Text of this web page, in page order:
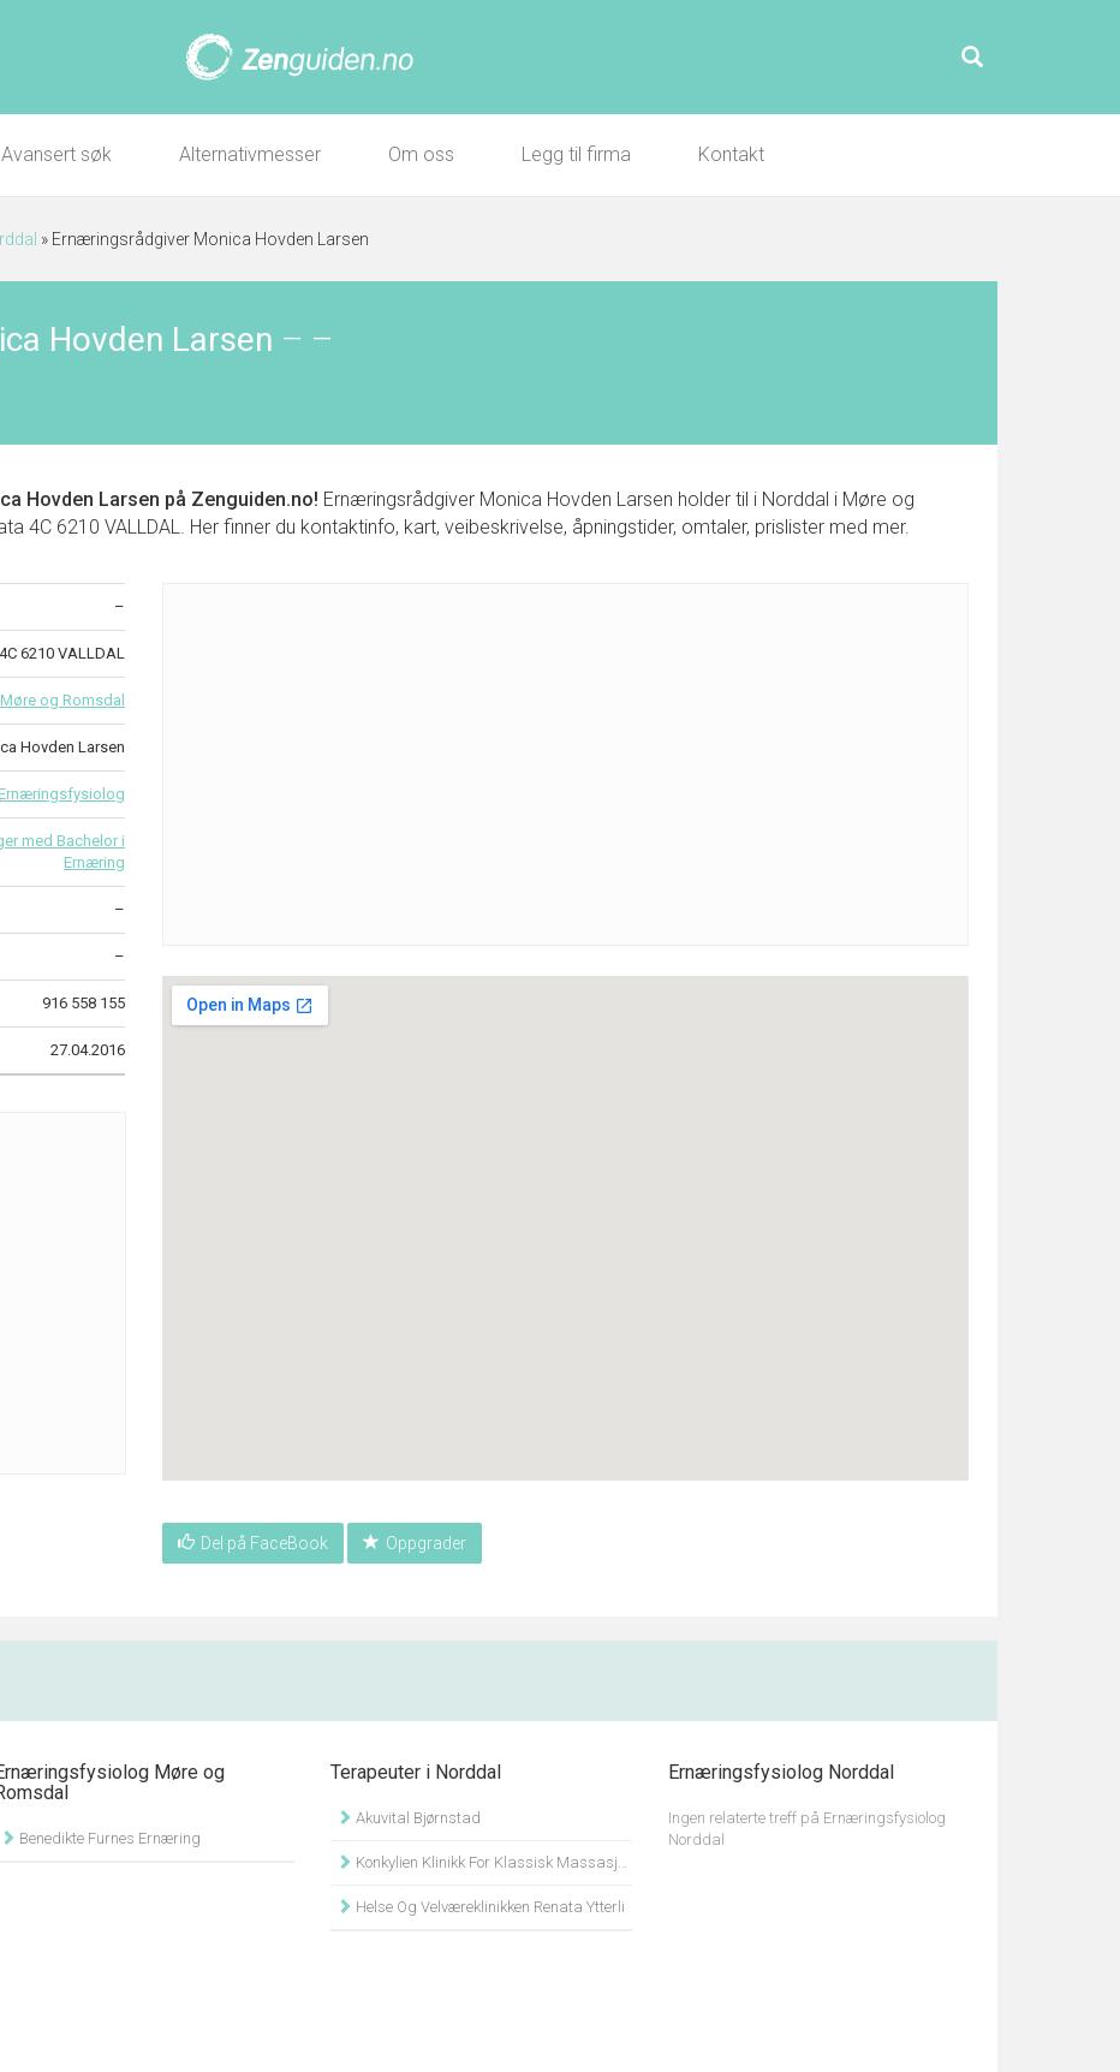
Avansert søk Alternativmesser Om oss Legg til firma Kontakt
» Ernæringsrådgiver Monica Hovden Larsen
Hovden Larsen – –
Hovden Larsen på Zenguiden.no! Ernæringsrådgiver Monica Hovden Larsen holder til i Norddal i Møre og
4C 6210 VALLDAL. Her finner du kontaktinfo, kart, veibeskrivelse, åpningstider, omtaler, prislister med mer.
–
6210 VALLDAL
Møre og Romsdal
Hovden Larsen
med Bachelor i
Ernæring
–
–
916 558 155
27.04.2016
Del på FaceBook Oppgrader
Møre og
Benedikte Furnes Ernæring
Terapeuter i Norddal
Akuvital Bjørnstad
Konkylien Klinikk For Klassisk Massasje Leif Sælen
Helse Og Velværeklinikken Renata Ytterli
Ernæringsfysiolog Norddal
Ingen relaterte treff på Ernæringsfysiolog
Norddal